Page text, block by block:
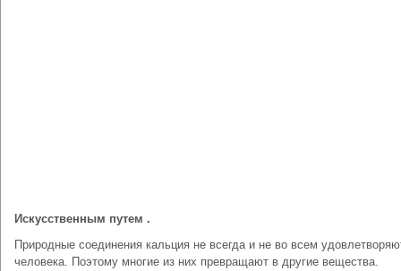
Искусственным путем .
Природные соединения кальция не всегда и не во всем
человека. Поэтому многие из них превращают в другие вещества.